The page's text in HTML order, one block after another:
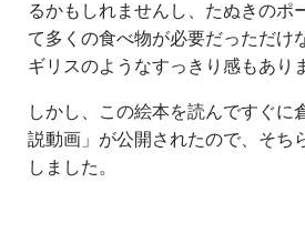
るかもしれませんし、たぬきのポ
て多くの食べ物が必要だっただけ
ギリスのようなすっきり感もあり
しかし、この絵本を読んですぐに
説動画」が公開されたので、そち
しました。